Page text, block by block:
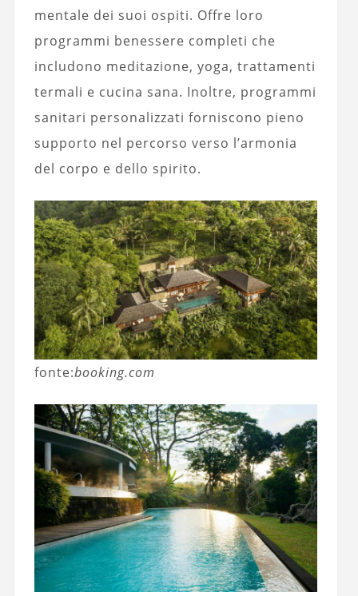
mentale dei suoi ospiti. Offre loro
programmi benessere completi che
includono meditazione, yoga, trattamenti
termali e cucina sana. Inoltre, programmi
sanitari personalizzati forniscono pieno
supporto nel percorso verso l’armonia
del corpo e dello spirito.
fonte:booking.com